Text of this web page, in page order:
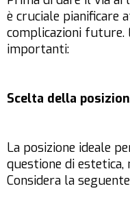
è cruciale pianificare
complicazioni future.
importanti:
Scelta della
La posizione ideale
questione di estetica,
Considera la